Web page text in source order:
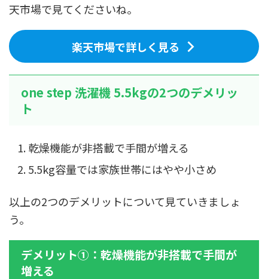
天市場で見てくださいね。
楽天市場で詳しく見る
one step 洗濯機 5.5kgの2つのデメリッ
ト
乾燥機能が非搭載で手間が増える
5.5kg容量では家族世帯にはやや小さめ
以上の2つのデメリットについて見ていきましょ
う。
デメリット①：乾燥機能が非搭載で手間が
増える